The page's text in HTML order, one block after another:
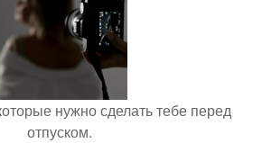
нужно сделать тебе перед
отпуском.